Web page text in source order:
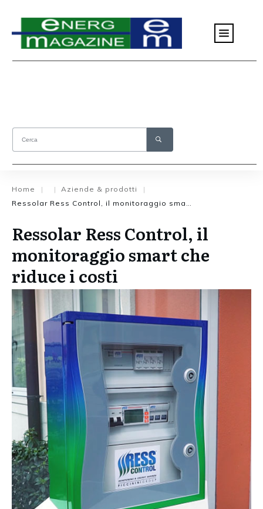
Home | | Aziende & prodotti
|
Ressolar Ress Control, il
monitoraggio smart che
riduce i costi